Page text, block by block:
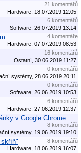
21 komentářů
Hardware, 18.07.2019 12:05
6 komentářů
Software, 26.07.2019 13:14
4 komentáře
Hardware, 07.07.2019 08:53
16 komentářů
Ostatní, 30.06.2019 11:27
0 komentářů
systémy, 28.06.2019 20:11
0 komentářů
Software, 26.06.2019 10:53
6 komentářů
Hardware, 27.06.2019 12:37
v Google Chrome
8 komentářů
systémy, 19.06.2019 19:10
8 komentářů
Hardware, 18.06.2019 16:07